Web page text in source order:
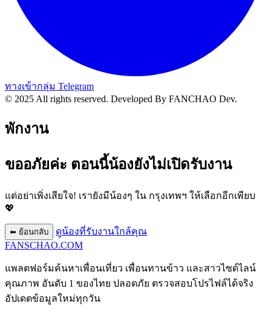
ทางเข้ากลุ่ม Telegram
© 2025 All rights reserved. Developed By FANCHAO Dev.
พักงาน
ขออภัยค่ะ ตอนนี้น้องยังไม่เปิดรับงาน
แต่อย่าเพิ่งเสียใจ! เรายังมีน้องๆ ใน กรุงเทพฯ ให้เลือกอีกเพียบ
💖
⬅ ย้อนกลับ
ดูน้องที่รับงานใกล้คุณ
FANSCHAO.COM
แพลตฟอร์มค้นหาเพื่อนเที่ยว เพื่อนทานข้าว และสาวไซด์ไลน์
คุณภาพ อันดับ 1 ของไทย ปลอดภัย ตรวจสอบโปรไฟล์ได้จริง
อัปเดตข้อมูลใหม่ทุกวัน